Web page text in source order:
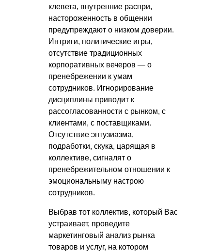
клевета, внутренние распри,
настороженность в общении
предупреждают о низком доверии.
Интриги, политические игры,
отсутствие традиционных
корпоративных вечеров — о
пренебрежении к умам
сотрудников. Игнорирование
дисциплины приводит к
рассогласованности с рынком, с
клиентами, с поставщиками.
Отсутствие энтузиазма,
подработки, скука, царящая в
коллективе, сигналят о
пренебрежительном отношении к
эмоциональныму настрою
сотрудников.
Выбрав тот коллектив, который Вас
устраивает, проведите
маркетинговый анализ рынка
товаров и услуг, на котором